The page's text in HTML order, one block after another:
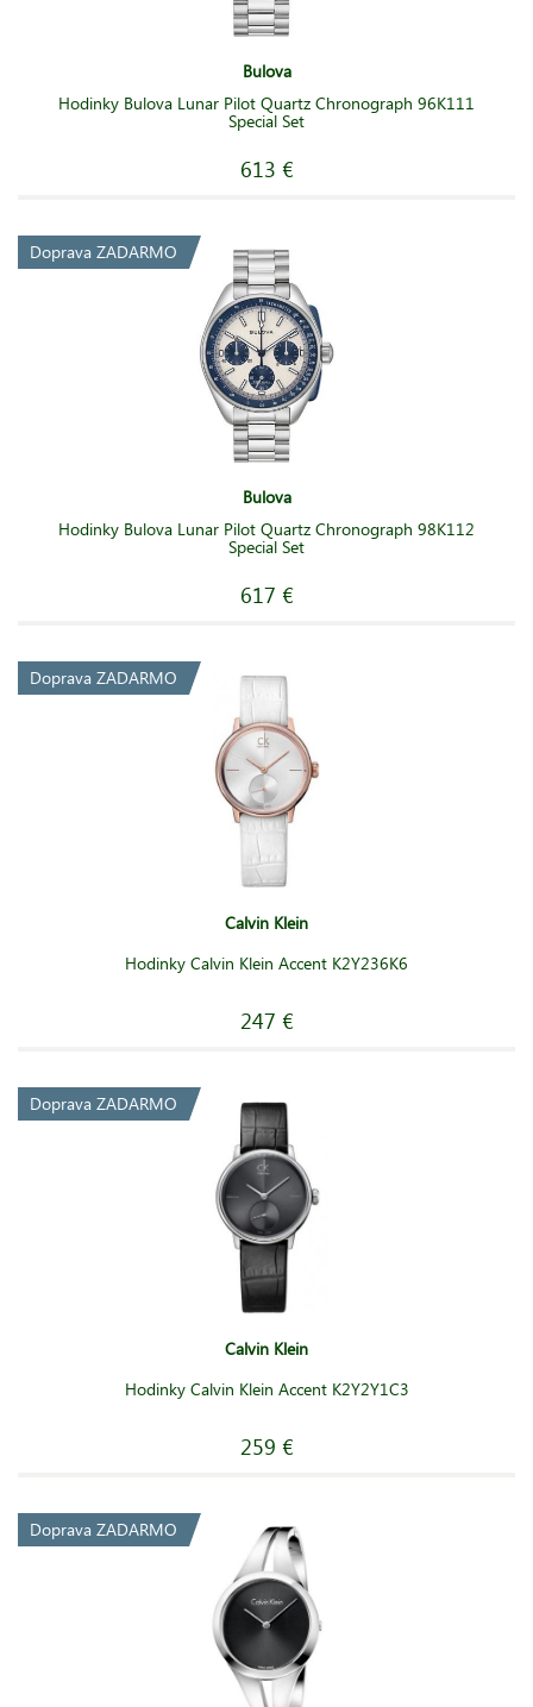
Bulova
Hodinky Bulova Lunar Pilot Quartz Chronograph 96K111
Special Set
613 €
Doprava ZADARMO
Bulova
Hodinky Bulova Lunar Pilot Quartz Chronograph 98K112
Special Set
617 €
Doprava ZADARMO
Calvin Klein
Hodinky Calvin Klein Accent K2Y236K6
247 €
Doprava ZADARMO
Calvin Klein
Hodinky Calvin Klein Accent K2Y2Y1C3
259 €
Doprava ZADARMO